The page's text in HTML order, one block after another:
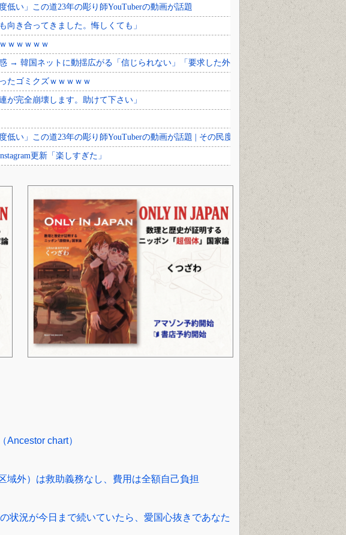
chart）
域外）は救助義務なし、費用は全額自己負担
状況が今日まで続いていたら、愛国心抜きであなた